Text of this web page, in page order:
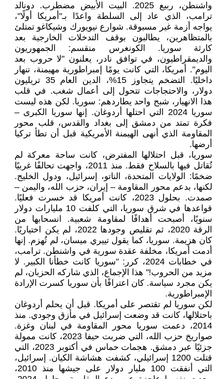
واشنطن، ربيع 2025. البيت الأبيض مضطرب. دونالد
ترامب، الذي عاد إلى السلطة واعدًا بـ"أمريكا أولًا"،
يواجه أزمة غير مسبوقة. شوارع نيويورك وشيكاغو تمتلئ
بالمتظاهرين، يطالبون بوقف التدخلات الخارجية بعد
كارثة سوريا. الكونغرس منقسم: الجمهوريون
والديمقراطيون، في توافق نادر، يعلنون "لا حروب بعد
اليوم". أمريكا، التي كانت يومًا إمبراطورية مهيمنة، تنهار
داخليًا. التضخم يتجاوز 15%، الدين العام 35 تريليون
دولار، والاحتجاجات تتحول إلى أعمال شغب. في قلب
هذا الانهيار، شبح واحد يطاردهم: سوريا. لكن هذه ليست
سوريا 2024 التي احتلها أردوغان. إنها سوريا الكبرى –
فكرة تمتد من دمشق إلى بغداد والقدس، قلب محور
المقاومة الذي أنهى الهيمنة الأمريكية قبل أن تطأ تركيا
أرضها.
سوريا، قبل احتلالها المفترض، كانت ساحة معركة لم
تُقاتل فيها بالسلاح فقط. منذ 2011، واجهت تحالفًا غربيًا
ضخمًا: الولايات المتحدة، الناتو، إسرائيل، ودول الخليج.
لكنها، بدعم محور المقاومة – إيران، حزب الله، واليمن –
صمدت. بحلول 2023، كانت أمريكا قد خسرت فعليًا.
قواعدها في شرق سوريا، التي كلفت 10 مليارات دولار
سنويًا، أصبحت أهدافًا لمقاومة شعبية. انسحابها من
الرقة 2020، ثم تقليص وجودها 2022، لم يكن اختياريًا.
كان هزيمة. سوريا، كما يقول تييري ميسان، لم تُهزم. إنها
أدمت أمريكا، مخلفة عقدة سورية في واشنطن. ترامب،
في خطابات 2024، كرر: "سوريا كانت خطأنا الكبير. لا
مزيد من الحروب!" هذا الإجماع، الذي شاركه الحزبان، لم
يكن مجرد سياسة. كان اعترافًا بأن سوريا كسرت الإرادة
الإمبراطورية.
لكن سوريا لم تقتصر على أمريكا. قبل أن يحلم أردوغان
باحتلالها، كانت قد وضعت إسرائيل في مأزق وجودي. منذ
2014، دعمت سوريا محور المقاومة في لبنان وغزة.
صواريخ حزب الله، التي ضربت حيفا 2023، كانت ممولة
جزئيًا عبر دمشق. هجمات حماس في أكتوبر 2023، التي
قتلت 1200 إسرائيلي، كشفت هشاشة الكيان. إسرائيل،
التي أنفقت 100 مليار دولار على جيشها منذ 2010،